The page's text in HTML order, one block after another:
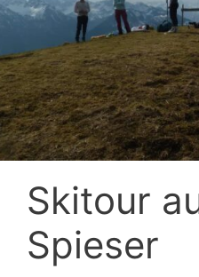
Skitour
Spieser